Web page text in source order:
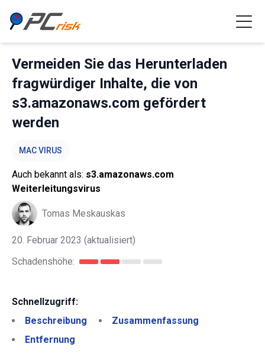
Vermeiden Sie das Herunterladen
fragwürdiger Inhalte, die von
s3.amazonaws.com gefördert
werden
MAC VIRUS
Auch bekannt als: s3.amazonaws.com
Weiterleitungsvirus
Tomas Meskauskas
20. Februar 2023 (aktualisiert)
Schadenshöhe:
Schnellzugriff:
Beschreibung
Zusammenfassung
Entfernung